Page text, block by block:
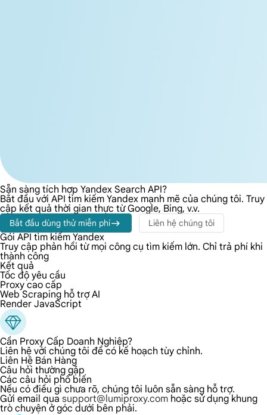
Sẵn sàng tích hợp Yandex Search API?
Bắt đầu với API tìm kiếm Yandex mạnh mẽ của chúng tôi. Truy
cập kết quả thời gian thực từ Google, Bing, v.v.
Bắt đầu dùng thử miễn phí Liên hệ chúng tôi
Gói API tìm kiếm Yandex
Truy cập phản hồi từ mọi công cụ tìm kiếm lớn. Chỉ trả phí khi
thành công
Kết quả
Tốc độ yêu cầu
Proxy cao cấp
Web Scraping hỗ trợ AI
Render JavaScript
Cần Proxy Cấp Doanh Nghiệp?
Liên hệ với chúng tôi để có kế hoạch tùy chỉnh.
Liên Hệ Bán Hàng
Câu hỏi thường gặp
Các câu hỏi phổ biến
Nếu có điều gì chưa rõ, chúng tôi luôn sẵn sàng hỗ trợ.
Gửi email qua support@lumiproxy.com hoặc sử dụng khung
trò chuyện ở góc dưới bên phải.